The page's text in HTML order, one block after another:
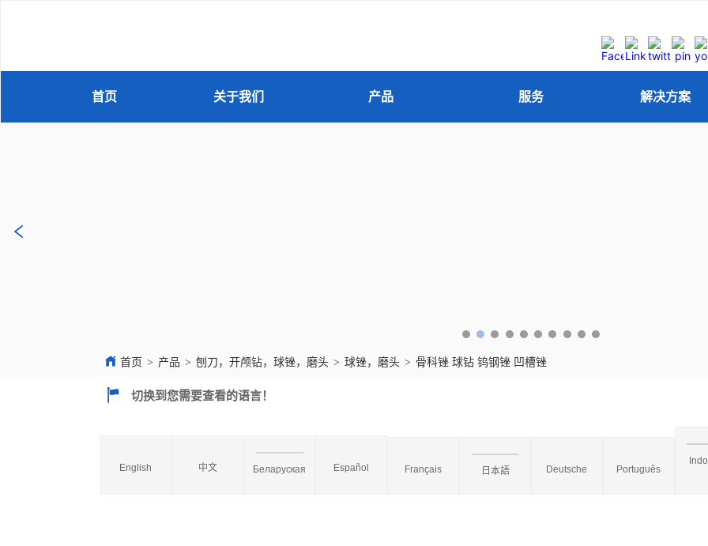
首页 关于我们 产品 服务 解决方案
首页 > 产品 > 刨刀，开颅钻，球锉，磨头 > 球锉，磨头 > 骨科锉 球钻 钨钢锉 凹槽锉
切换到您需要查看的语言！
English 中文 Беларуская Español Français 日本語 Deutsche Português